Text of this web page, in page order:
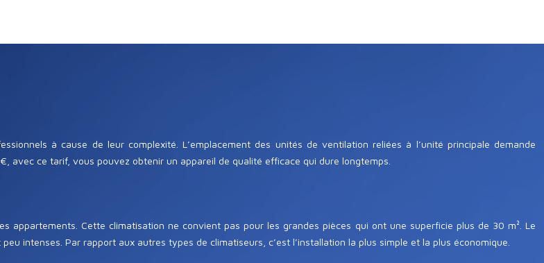
à cause de leur complexité. L’emplacement des unités de ventilation reliées à l’unité principale demande
ce tarif, vous pouvez obtenir un appareil de qualité efficace qui dure longtemps.
appartements. Cette climatisation ne convient pas pour les grandes pièces qui ont une superficie plus de 30 m². Le
intenses. Par rapport aux autres types de climatiseurs, c’est l’installation la plus simple et la plus économique.